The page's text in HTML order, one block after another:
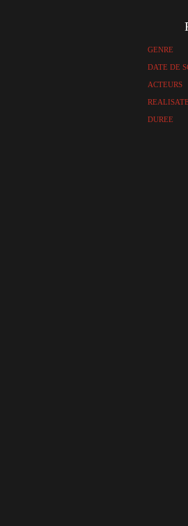
GENRE
DATE DE
ACTEURS
DUREE